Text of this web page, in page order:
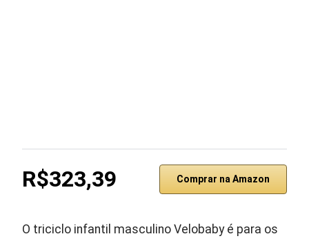
R$323,39 Comprar na Amazon
O triciclo infantil masculino Velobaby é para os